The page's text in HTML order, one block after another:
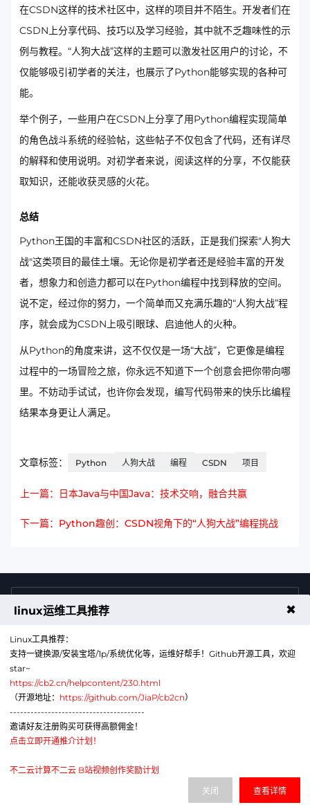
在CSDN这样的技术社区中，这样的项目并不陌生。开发者们在
CSDN上分享代码、技巧以及学习经验，其中就不乏趣味性的示
例与教程。“人狗大战”这样的主题可以激发社区用户的讨论，不
仅能够吸引初学者的关注，也展示了Python能够实现的各种可
能。
举个例子，一些用户在CSDN上分享了用Python编程实现简单
的角色战斗系统的经验帖，这些帖子不仅包含了代码，还有详尽
的解释和使用说明。对初学者来说，阅读这样的分享，不仅能获
取知识，还能收获灵感的火花。
总结
Python王国的丰富和CSDN社区的活跃，正是我们探索"人狗大
战"这类项目的最佳土壤。无论你是初学者还是经验丰富的开发
者，想象力和创造力都可以在Python编程中找到释放的空间。
说不定，经过你的努力，一个简单而又充满乐趣的“人狗大战”程
序，就会成为CSDN上吸引眼球、启迪他人的火种。
从Python的角度来讲，这不仅仅是一场“大战”，它更像是编程
过程中的一场冒险之旅，你永远不知道下一个创意会把你带向哪
里。不妨动手试试，也许你会发现，编写代码带来的快乐比编程
结果本身更让人满足。
文章标签： Python 人狗大战 编程 CSDN 项目
上一篇：日本Java与中国Java：技术交响，融合共赢
下一篇：Python趣创：CSDN视角下的“人狗大战”编程挑战
售前咨询热线
公众号
网站备案号：辽ICP备2024043856号-6
电子营业执照：91210113MAE1G380XA
linux运维工具推荐 ✖
Linux工具推荐：
支持一键换源/安装宝塔/1p/系统优化等，运维好帮手！Github开源工具，欢迎
star~
https://cb2.cn/helpcontent/230.html
（开源地址： https://github.com/JiaP/cb2cn）
---------------------------------------
邀请好友注册购买可获得高额佣金！
点击立即开通推介计划！
不二云计算不二云 B站视频创作奖励计划
查看详情
关闭